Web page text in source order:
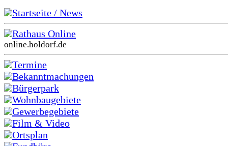
Startseite / News
Rathaus Online
online.holdorf.de
Termine
Bekanntmachungen
Bürgerpark
Wohnbaugebiete
Gewerbegebiete
Film & Video
Ortsplan